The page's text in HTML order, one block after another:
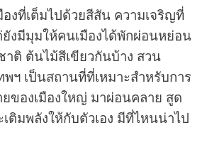
องที่เต็มไปด้วยสีสัน ความเจริญที่
งมีมุมให้คนเมืองได้พักผ่อนหย่อน
าติ ต้นไม้สีเขียวกันบ้าง สวน
พฯ เป็นสถานที่ที่เหมาะสำหรับการ
ของเมืองใหญ่ มาผ่อนคลาย สูด
ติมพลังให้กับตัวเอง มีที่ไหนน่าไป